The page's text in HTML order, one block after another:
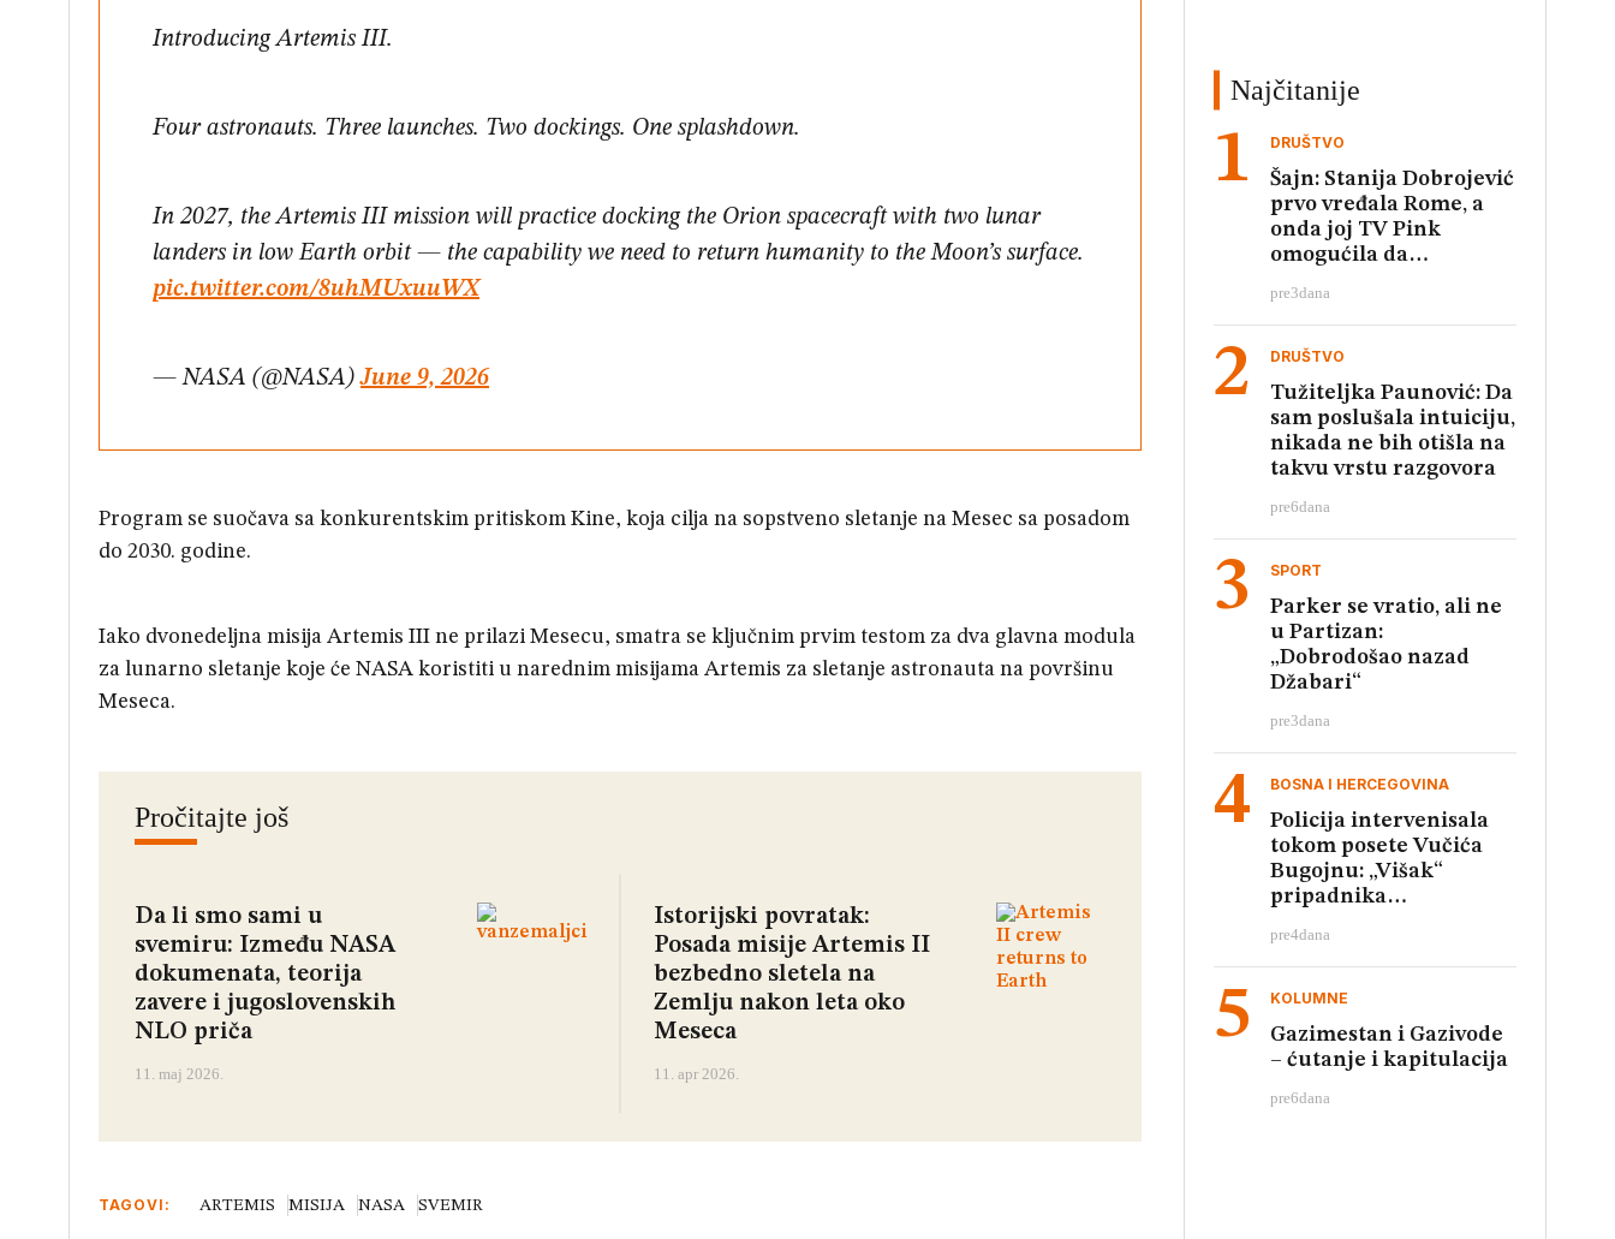
Introducing Artemis III.
Four astronauts. Three launches. Two dockings. One splashdown.
In 2027, the Artemis III mission will practice docking the Orion spacecraft with two lunar
landers in low Earth orbit — the capability we need to return humanity to the Moon’s surface.
pic.twitter.com/8uhMUxuuWX
— NASA (@NASA)June 9, 2026
Program se suočava sa konkurentskim pritiskom Kine, koja cilja na sopstveno sletanje na Mesec sa posadom
do 2030. godine.
Iako dvonedeljna misija Artemis III ne prilazi Mesecu, smatra se ključnim prvim testom za dva glavna modula
za lunarno sletanje koje će NASA koristiti u narednim misijama Artemis za sletanje astronauta na površinu
Meseca.
Pročitajte još
Da li smo sami u
svemiru: Između NASA
dokumenata, teorija
zavere i jugoslovenskih
NLO priča
11. maj 2026.
Istorijski povratak:
Posada misije Artemis II
bezbedno sletela na
Zemlju nakon leta oko
Meseca
11. apr 2026.
TAGOVI: ARTEMIS MISIJA NASA SVEMIR
Najčitanije
DRUŠTVO
Šajn: Stanija Dobrojević
prvo vređala Rome, a
onda joj TV Pink
omogućila da
pre3dana
DRUŠTVO
Tužiteljka Paunović: Da
sam poslušala intuiciju,
nikada ne bih otišla na
takvu vrstu razgovora
pre6dana
SPORT
Parker se vratio, ali ne
u Partizan:
„Dobrodošao nazad
Džabari“
pre3dana
BOSNA I HERCEGOVINA
Policija intervenisala
tokom posete Vučića
Bugojnu: „Višak“
pripadnika
pre4dana
KOLUMNE
Gazimestan i Gazivode
– ćutanje i kapitulacija
pre6dana